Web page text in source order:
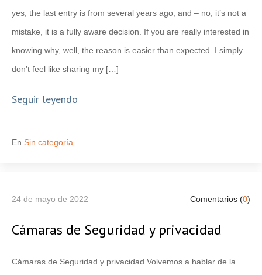
yes, the last entry is from several years ago; and – no, it’s not a
mistake, it is a fully aware decision. If you are really interested in
knowing why, well, the reason is easier than expected. I simply
don’t feel like sharing my […]
Seguir leyendo
En Sin categoría
24 de mayo de 2022 Comentarios (0)
Cámaras de Seguridad y privacidad
Cámaras de Seguridad y privacidad Volvemos a hablar de la